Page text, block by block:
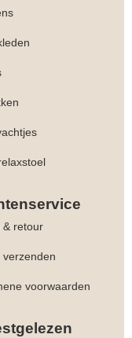
& retour
verzenden
voorwaarden